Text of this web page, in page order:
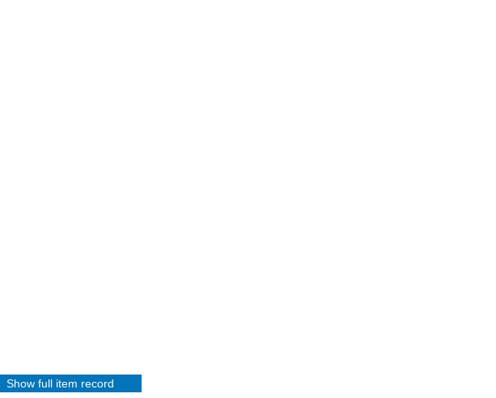
Show full item record